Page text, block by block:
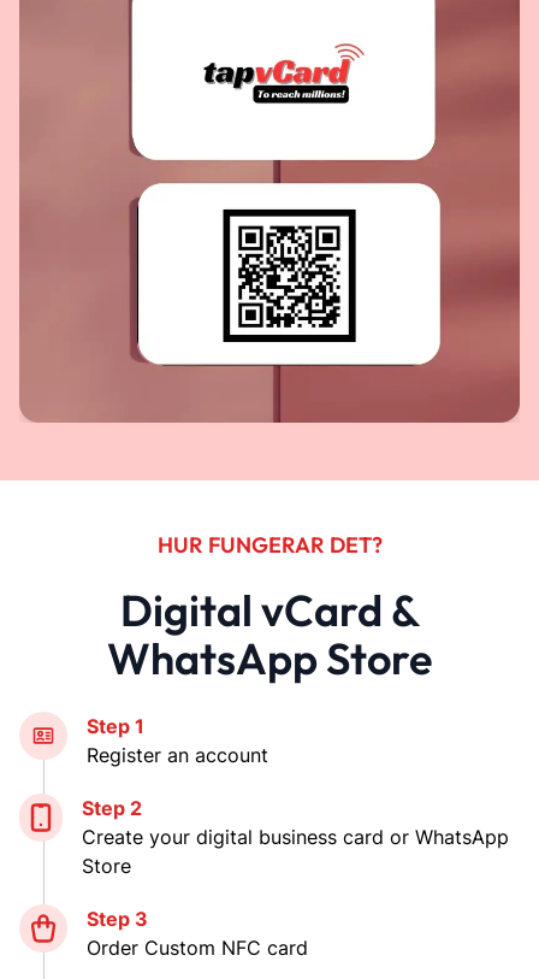
HUR FUNGERAR DET?
Digital vCard &
WhatsApp Store
Step 1
Register an account
Step 2
Create your digital business card or WhatsApp
Store
Step 3
Order Custom NFC card